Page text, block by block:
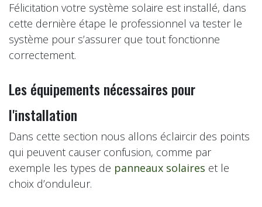
Félicitation votre système solaire est installé, dans
cette dernière étape le professionnel va tester le
système pour s’assurer que tout fonctionne
correctement.
Les équipements nécessaires pour
l'installation
Dans cette section nous allons éclaircir des points
qui peuvent causer confusion, comme par
exemple les types de panneaux solaires et le
choix d’onduleur.